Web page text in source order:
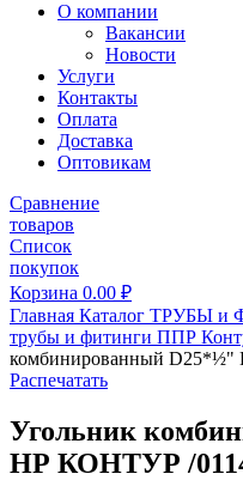
О компании
Вакансии
Новости
Услуги
Контакты
Оплата
Доставка
Оптовикам
Сравнение
товаров
Список
покупок
Корзина 0.00 ₽
Главная Каталог ТРУБЫ и
трубы и фитинги ППР
комбинированный
Распечатать
Угольник
НР КОНТУР /